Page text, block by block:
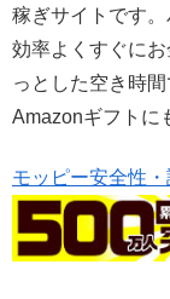
稼ぎサイトです。
効率よくすぐに
っとした空き時
Amazonギフトに
モッピー安全性